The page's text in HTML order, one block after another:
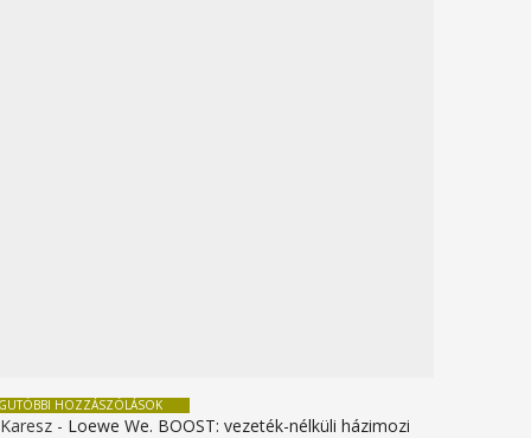
HOZZÁSZÓLÁSOK
- Loewe We. BOOST: vezeték-nélküli házimozi